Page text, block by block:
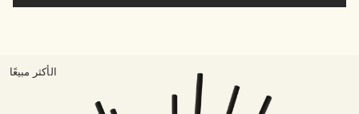
الأكثر مبيعًا